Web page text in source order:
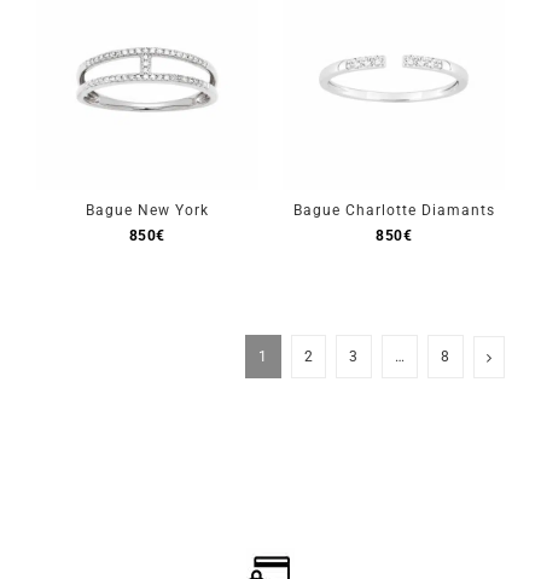
Bague New York
850€
Bague Charlotte Diamants
850€
1 2 3 … 8